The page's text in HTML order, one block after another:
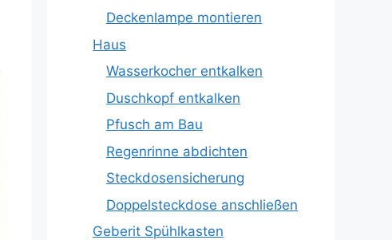
Deckenlampe montieren
Haus
Wasserkocher entkalken
Duschkopf entkalken
Pfusch am Bau
Regenrinne abdichten
Steckdosensicherung
Doppelsteckdose anschließen
Geberit Spühlkasten